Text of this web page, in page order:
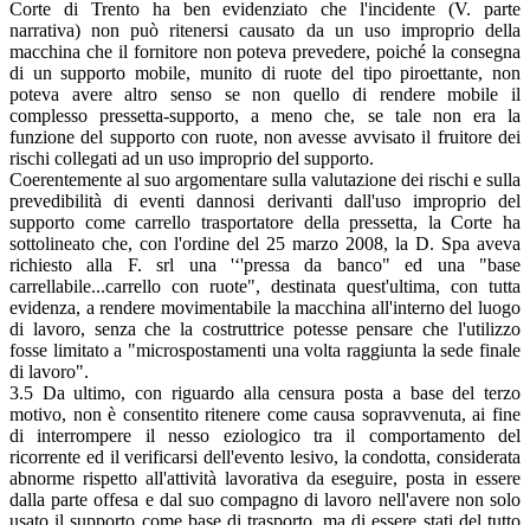
Corte di Trento ha ben evidenziato che l'incidente (V. parte
narrativa) non può ritenersi causato da un uso improprio della
macchina che il fornitore non poteva prevedere, poiché la consegna
di un supporto mobile, munito di ruote del tipo piroettante, non
poteva avere altro senso se non quello di rendere mobile il
complesso pressetta-supporto, a meno che, se tale non era la
funzione del supporto con ruote, non avesse avvisato il fruitore dei
rischi collegati ad un uso improprio del supporto.
Coerentemente al suo argomentare sulla valutazione dei rischi e sulla
prevedibilità di eventi dannosi derivanti dall'uso improprio del
supporto come carrello trasportatore della pressetta, la Corte ha
sottolineato che, con l'ordine del 25 marzo 2008, la D. Spa aveva
richiesto alla F. srl una '‘'pressa da banco" ed una "base
carrellabile...carrello con ruote", destinata quest'ultima, con tutta
evidenza, a rendere movimentabile la macchina all'interno del luogo
di lavoro, senza che la costruttrice potesse pensare che l'utilizzo
fosse limitato a "microspostamenti una volta raggiunta la sede finale
di lavoro".
3.5 Da ultimo, con riguardo alla censura posta a base del terzo
motivo, non è consentito ritenere come causa sopravvenuta, ai fine
di interrompere il nesso eziologico tra il comportamento del
ricorrente ed il verificarsi dell'evento lesivo, la condotta, considerata
abnorme rispetto all'attività lavorativa da eseguire, posta in essere
dalla parte offesa e dal suo compagno di lavoro nell'avere non solo
usato il supporto come base di trasporto, ma di essere stati del tutto